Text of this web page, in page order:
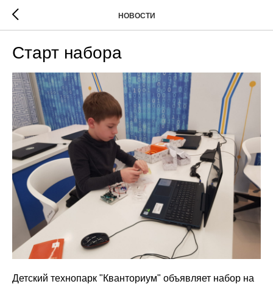
НОВОСТИ
Старт набора
Детский технопарк "Кванториум" объявляет набор на